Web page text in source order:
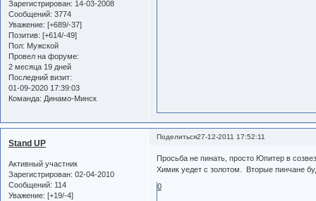
Зарегистрирован: 14-03-2008
Сообщений: 3774
Уважение: [+689/-37]
Позитив: [+614/-49]
Пол: Мужской
Провел на форуме:
2 месяца 19 дней
Последний визит:
01-09-2020 17:39:03
Команда: Динамо-Минск
Поделиться27-12-2011 17:52:11
Stand UP
Активный участник
Зарегистрирован: 02-04-2010
Сообщений: 114
Уважение: [+19/-4]
Просьба не пинать, просто Юпитер в
Химик уедет с золотом. Вторые пинчане
0